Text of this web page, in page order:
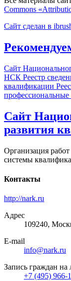
Commons
Сайт сделан в
Сайт
НСК Реестр
квалификации
профессиональные
Сайт
развития
Организация
системы
Контакты
http://nark.ru
Адрес
109240,
E-mail
info@nark.ru
Запись граждан
+7 (495) 966-